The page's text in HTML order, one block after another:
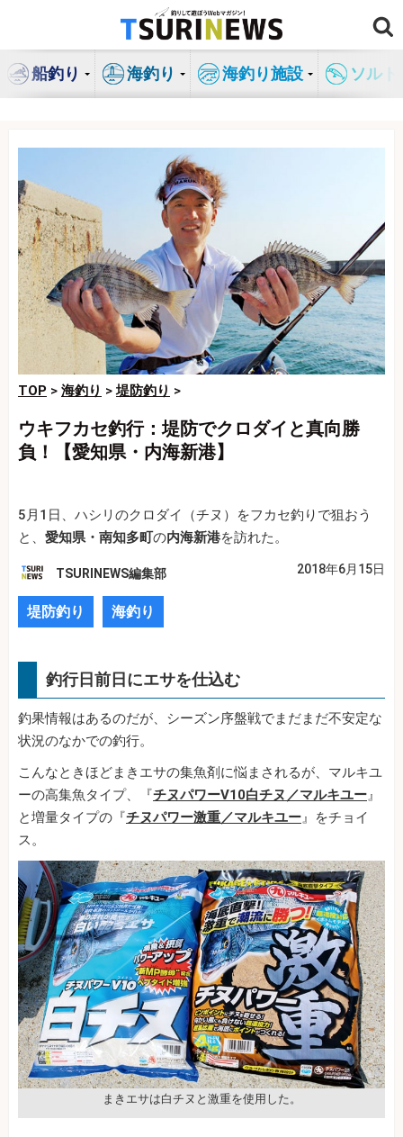
ン
船釣り 海釣り 海釣り施設 ソル
TOP > 海釣り >堤防釣り >
ウキフカセ釣行：堤防でクロダイと真向勝
負！【愛知県・内海新港】
5月1日、ハシリのクロダイ（チヌ）をフカセ釣りで狙おう
と、 愛知県・南知多町の内海新港を訪れた。
TSURINEWS編集部 2018年6月15日
堤防釣り 海釣り
釣行日前日にエサを仕込む
釣果情報はあるのだが、シーズン序盤戦でまだまだ不安定な
状況のなかでの釣行。
こんなときほどまきエサの集魚剤に悩まされるが、マルキユ
ーの高集魚タイプ、『チヌパワーV10白チヌ／マルキユー』
と増量タイプの『チヌパワー激重／マルキユー』をチョイ
ス。
まきエサは白チヌと激重を使用した。